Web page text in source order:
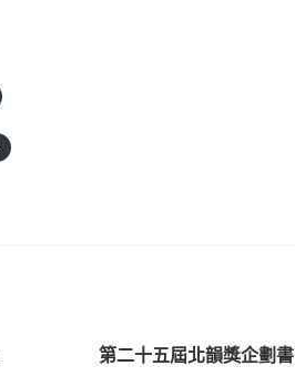
第二十五屆北韻獎企劃書